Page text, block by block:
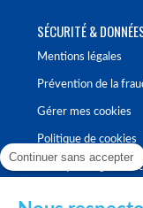
SÉCURITÉ &
Mentions légales
Prévention de la
Gérer mes cookies
Politique de cookies
Politique de
Continuer sans accepter